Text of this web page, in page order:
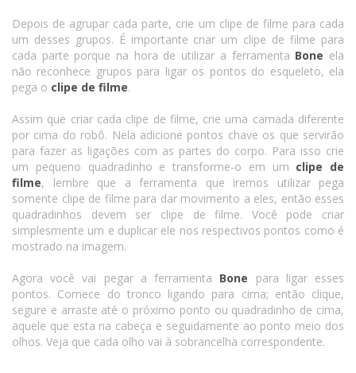
Depois de agrupar cada parte, crie um clipe de filme para cada
um desses grupos. É importante criar um clipe de filme para
cada parte porque na hora de utilizar a ferramenta Bone ela
não reconhece grupos para ligar os pontos do esqueleto, ela
pega o clipe de filme.
Assim que criar cada clipe de filme, crie uma camada diferente
por cima do robô. Nela adicione pontos chave os que servirão
para fazer as ligações com as partes do corpo. Para isso crie
um pequeno quadradinho e transforme-o em um clipe de
filme, lembre que a ferramenta que iremos utilizar pega
somente clipe de filme para dar movimento a eles, então esses
quadradinhos devem ser clipe de filme. Você pode criar
simplesmente um e duplicar ele nos respectivos pontos como é
mostrado na imagem.
Agora você vai pegar a ferramenta Bone para ligar esses
pontos. Comece do tronco ligando para cima; então clique,
segure e arraste até o próximo ponto ou quadradinho de cima,
aquele que esta na cabeça e seguidamente ao ponto meio dos
olhos. Veja que cada olho vai à sobrancelha correspondente.